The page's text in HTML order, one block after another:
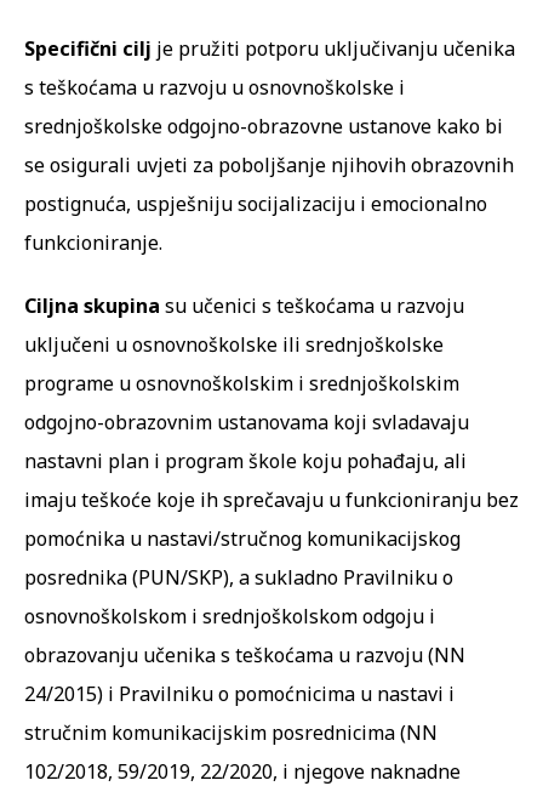
Specifični cilj je pružiti potporu uključivanju učenika
s teškoćama u razvoju u osnovnoškolske i
srednjoškolske odgojno-obrazovne ustanove kako bi
se osigurali uvjeti za poboljšanje njihovih obrazovnih
postignuća, uspješniju socijalizaciju i emocionalno
funkcioniranje.
Ciljna skupina su učenici s teškoćama u razvoju
uključeni u osnovnoškolske ili srednjoškolske
programe u osnovnoškolskim i srednjoškolskim
odgojno-obrazovnim ustanovama koji svladavaju
nastavni plan i program škole koju pohađaju, ali
imaju teškoće koje ih sprečavaju u funkcioniranju bez
pomoćnika u nastavi/stručnog komunikacijskog
posrednika (PUN/SKP), a sukladno Pravilniku o
osnovnoškolskom i srednjoškolskom odgoju i
obrazovanju učenika s teškoćama u razvoju (NN
24/2015) i Pravilniku o pomoćnicima u nastavi i
stručnim komunikacijskim posrednicima (NN
102/2018, 59/2019, 22/2020, i njegove naknadne